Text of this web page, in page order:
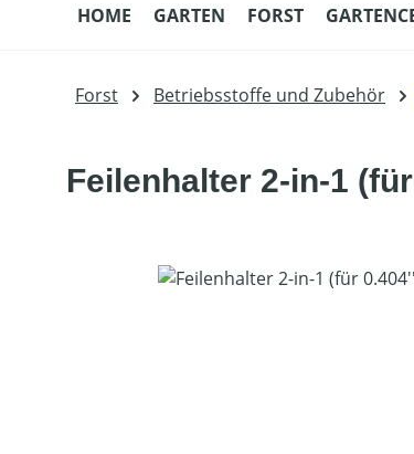
HOME GARTEN FORST
Forst Betriebsstoffe und Zubehör
Feilenhalter 2-in-1
Bildergalerie überspringen